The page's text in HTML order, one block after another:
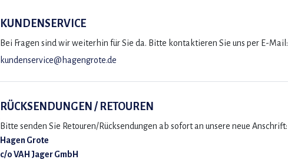
KUNDENSERVICE
Bei Fragen sind wir weiterhin für Sie da. Bitte kontaktieren Sie uns per E-Mail:
kundenservice@hagengrote.de
RÜCKSENDUNGEN / RETOUREN
Bitte senden Sie Retouren/Rücksendungen ab sofort an unsere neue Anschrift:
Hagen Grote
c/o VAH Jager GmbH